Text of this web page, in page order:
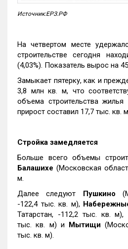
Источник:ЕРЗ.РФ
На четвертом месте
строительстве сегодня
(4,03%). Показатель вырос на
Замыкает пятерку, как и
3,8 млн кв. м, что
объема строительства жилья
прирост составил 17,7 тыс. кв. м.
Стройка замедляется
Больше всего объемы
Балашихе (Московская
м.
Далее следуют Пушкино
-122,4 тыс. кв. м),
Татарстан, -112,2 тыс. кв. м),
тыс. кв. м) и Мытищи
тыс. кв. м).